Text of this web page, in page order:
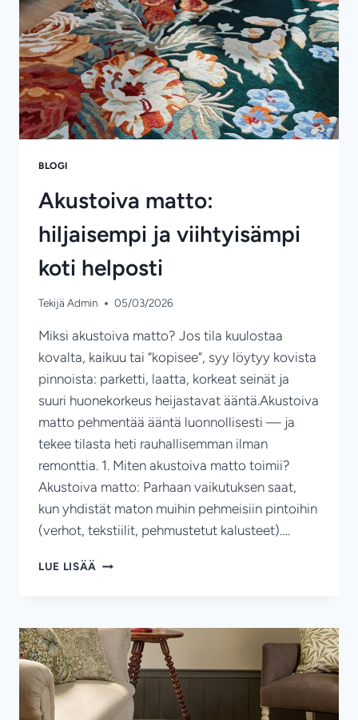
BLOGI
Akustoiva matto:
hiljaisempi ja viihtyisämpi
koti helposti
Tekijä Admin 05/03/2026
Miksi akustoiva matto? Jos tila kuulostaa
kovalta, kaikuu tai “kopisee”, syy löytyy kovista
pinnoista: parketti, laatta, korkeat seinät ja
suuri huonekorkeus heijastavat ääntä.Akustoiva
matto pehmentää ääntä luonnollisesti — ja
tekee tilasta heti rauhallisemman ilman
remonttia. 1. Miten akustoiva matto toimii?
Akustoiva matto: Parhaan vaikutuksen saat,
kun yhdistät maton muihin pehmeisiin pintoihin
(verhot, tekstiilit, pehmustetut kalusteet)….
LUE LISÄÄ AKUSTOIVA
VIIHTYISÄMPI
KOTI
HELPOSTI